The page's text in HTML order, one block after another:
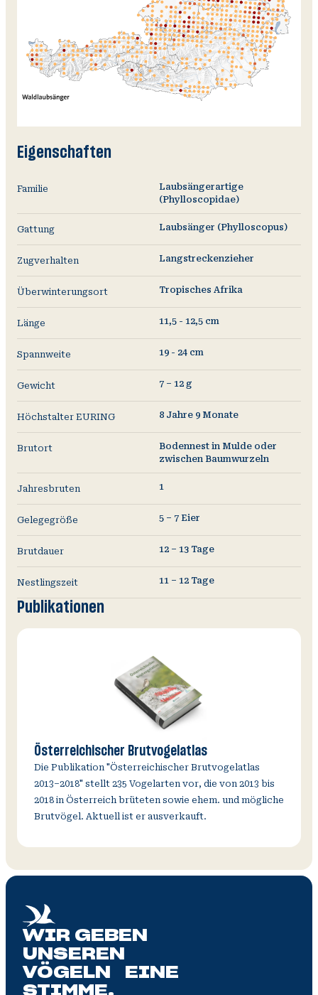
Eigenschaften
Familie
Laubsängerartige
(Phylloscopidae)
Gattung Laubsänger (Phylloscopus)
Zugverhalten Langstreckenzieher
Überwinterungsort Tropisches Afrika
Länge 11,5 - 12,5 cm
Spannweite 19 - 24 cm
Gewicht 7 – 12 g
Höchstalter EURING 8 Jahre 9 Monate
Brutort
Bodennest in Mulde oder
zwischen Baumwurzeln
Jahresbruten 1
Gelegegröße 5 – 7 Eier
Brutdauer 12 – 13 Tage
Nestlingszeit 11 – 12 Tage
Publikationen
Österreichischer Brutvogelatlas
Die Publikation "Österreichischer Brutvogelatlas
2013–2018" stellt 235 Vogelarten vor, die von 2013 bis
2018 in Österreich brüteten sowie ehem. und mögliche
Brutvögel. Aktuell ist er ausverkauft.
WIR GEBEN
UNSEREN
VÖGELN EINE
STIMME.